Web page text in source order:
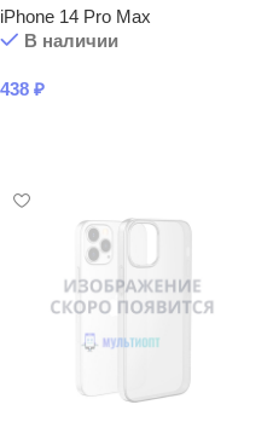
iPhone 14 Pro Max
В наличии
438 ₽